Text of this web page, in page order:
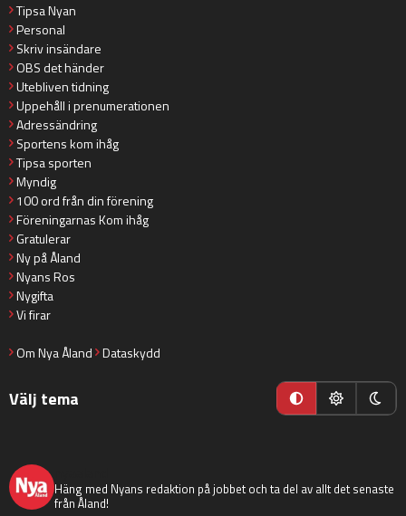
Tipsa Nyan
Personal
Skriv insändare
OBS det händer
Utebliven tidning
Uppehåll i prenumerationen
Adressändring
Sportens kom ihåg
Tipsa sporten
Myndig
100 ord från din förening
Föreningarnas Kom ihåg
Gratulerar
Ny på Åland
Nyans Ros
Nygifta
Vi firar
Om Nya Åland Dataskydd
Välj tema
Häng med Nyans redaktion på jobbet och ta del av allt det senaste
från Åland!